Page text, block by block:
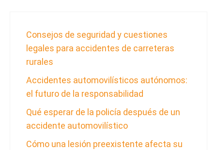
Consejos de seguridad y cuestiones
legales para accidentes de carreteras
rurales
Accidentes automovilísticos autónomos:
el futuro de la responsabilidad
Qué esperar de la policía después de un
accidente automovilístico
Cómo una lesión preexistente afecta su